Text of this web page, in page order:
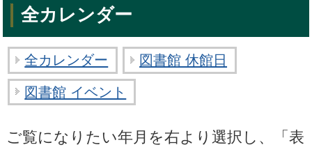
全カレンダー
全カレンダー 図書館 休館日
図書館 イベント
ご覧になりたい年月を右より選択し、「表